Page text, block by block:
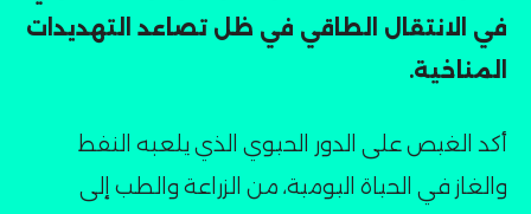
في الانتقال الطاقي في ظل تصاعد التهديدات
المناخية۔
أكد الغيص على الدور الحيوي الذي يلعبه النفط
والغاز في الحياة اليومية، من الزراعة والطب إلى